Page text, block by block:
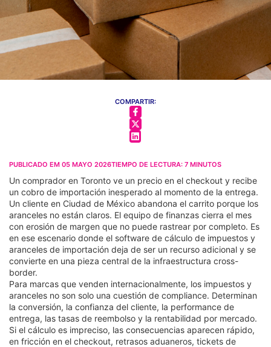
COMPARTIR:
PUBLICADO EM 05 MAYO 2026TIEMPO DE LECTURA: 7 MINUTOS
Un comprador en Toronto ve un precio en el checkout y recibe
un cobro de importación inesperado al momento de la entrega.
Un cliente en Ciudad de México abandona el carrito porque los
aranceles no están claros. El equipo de finanzas cierra el mes
con erosión de margen que no puede rastrear por completo. Es
en ese escenario donde el software de cálculo de impuestos y
aranceles de importación deja de ser un recurso adicional y se
convierte en una pieza central de la infraestructura cross-
border.
Para marcas que venden internacionalmente, los impuestos y
aranceles no son solo una cuestión de compliance. Determinan
la conversión, la confianza del cliente, la performance de
entrega, las tasas de reembolso y la rentabilidad por mercado.
Si el cálculo es impreciso, las consecuencias aparecen rápido,
en fricción en el checkout, retrasos aduaneros, tickets de